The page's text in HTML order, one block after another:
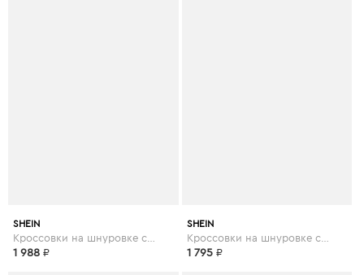
SHEIN
1 988 ₽
SHEIN
Кроссовки на шнуровке спереди
1 795 ₽